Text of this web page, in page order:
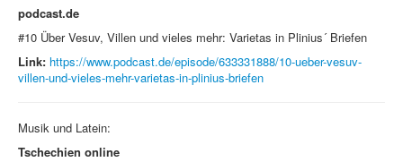
podcast.de
#10 Über Vesuv, Villen und vieles mehr: Varietas in Plinius´ Briefen
Link: https://www.podcast.de/episode/633331888/10-ueber-vesuv-
villen-und-vieles-mehr-varietas-in-plinius-briefen
Musik und Latein:
Tschechien online